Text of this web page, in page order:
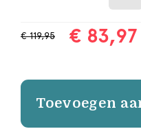
€ 119,95 € 83,97
Toevoegen